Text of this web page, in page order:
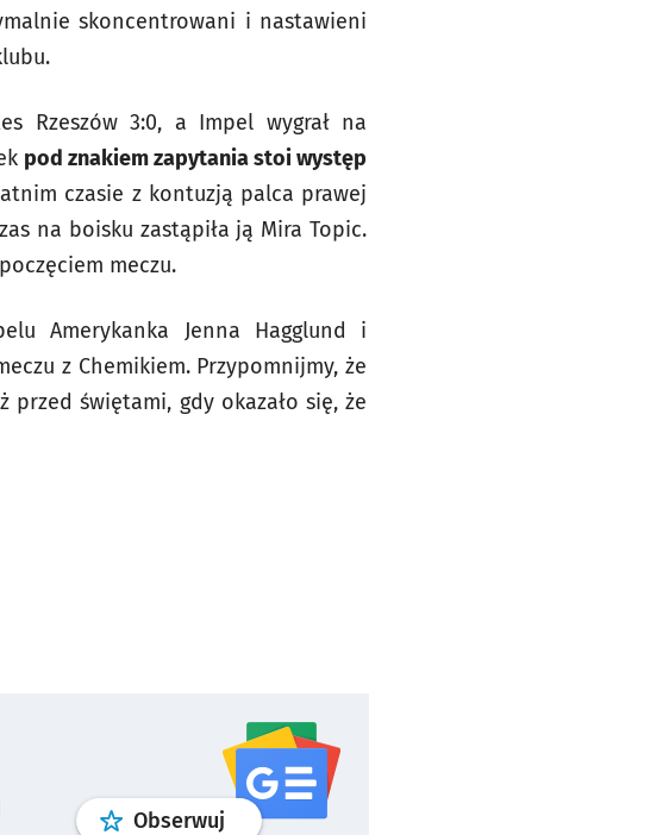
skoncentrowani i nastawieni
Rzeszów 3:0, a Impel wygrał na
pod znakiem zapytania stoi występ
czasie z kontuzją palca prawej
na boisku zastąpiła ją Mira Topic.
meczu.
Amerykanka Jenna Hagglund i
z Chemikiem. Przypomnijmy, że
świętami, gdy okazało się, że
Obserwuj profilgoogle news